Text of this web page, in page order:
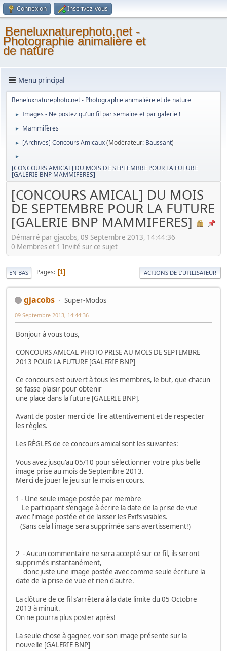
Connexion Inscrivez-vous
Beneluxnaturephoto.net -
Photographie animalière et
de nature
Menu principal
Beneluxnaturephoto.net - Photographie animalière et de nature
► Images - Ne postez qu'un fil par semaine et par galerie !
► Mammifères
► [Archives] Concours Amicaux(Modérateur: Baussant)
►
[CONCOURS AMICAL] DU MOIS DE SEPTEMBRE POUR LA FUTURE
[GALERIE BNP MAMMIFERES]
[CONCOURS AMICAL] DU MOIS
DE SEPTEMBRE POUR LA FUTURE
[GALERIE BNP MAMMIFERES]
Démarré par gjacobs, 09 Septembre 2013, 14:44:36
0 Membres et 1 Invité sur ce sujet
EN BAS Pages 1 ACTIONS DE L'UTILISATEUR
gjacobs Super-Modos
09 Septembre 2013, 14:44:36
Bonjour à vous tous,
CONCOURS AMICAL PHOTO PRISE AU MOIS DE SEPTEMBRE
2013 POUR LA FUTURE [GALERIE BNP]
Ce concours est ouvert à tous les membres, le but, que chacun
se fasse plaisir pour obtenir
une place dans la future [GALERIE BNP].
Avant de poster merci de lire attentivement et de respecter
les règles.
Les RÈGLES de ce concours amical sont les suivantes:
Vous avez jusqu'au 05/10 pour sélectionner votre plus belle
image prise au mois de Septembre 2013.
Merci de jouer le jeu sur le mois en cours.
1 - Une seule image postée par membre
Le participant s'engage à écrire la date de la prise de vue
avec l'image postée et de laisser les Exifs visibles.
(Sans cela l'image sera supprimée sans avertissement!)
2 - Aucun commentaire ne sera accepté sur ce fil, ils seront
supprimés instantanément,
donc juste une image postée avec comme seule écriture la
date de la prise de vue et rien d'autre.
La clôture de ce fil s'arrêtera à la date limite du 05 Octobre
2013 à minuit.
On ne pourra plus poster après!
La seule chose à gagner, voir son image présente sur la
nouvelle [GALERIE BNP]